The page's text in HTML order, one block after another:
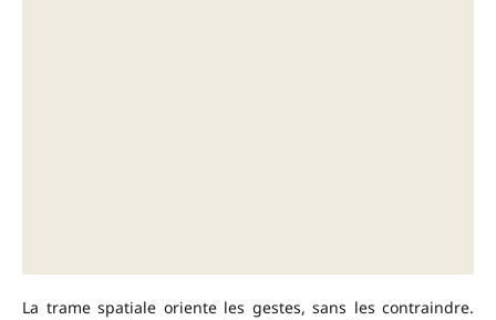
La trame spatiale oriente les gestes, sans les contraindre.